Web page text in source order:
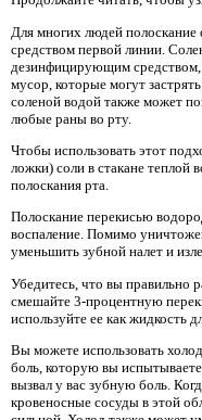
Для многих людей полоскание
средством первой линии.
дезинфицирующим
мусор, которые могут
соленой водой также может
любые раны во рту.
Чтобы использовать этот
ложки) соли в стакане теплой
полоскания рта.
Полоскание перекисью
воспаление. Помимо
уменьшить зубной налет и
Убедитесь, что вы правильно
смешайте 3-процентную
используйте ее как жидкость
Вы можете использовать
боль, которую вы
вызвал у вас зубную боль.
кровеносные сосуды в этой